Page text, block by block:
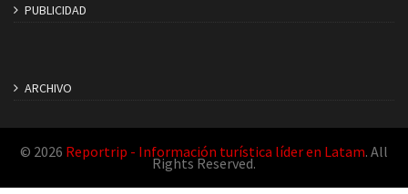
PUBLICIDAD
ARCHIVO
© 2026 Reportrip - Información turística líder en Latam. All
Rights Reserved.